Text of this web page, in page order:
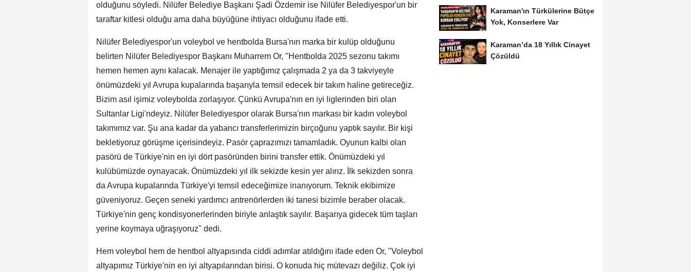
olduğunu söyledi. Nilüfer Belediye Başkanı Şadi Özdemir ise Nilüfer Belediyespor'un bir
taraftar kitlesi olduğu ama daha büyüğüne ihtiyacı olduğunu ifade etti.
Nilüfer Belediyespor'un voleybol ve hentbolda Bursa'nın marka bir kulüp olduğunu
belirten Nilüfer Belediyespor Başkanı Muharrem Or, "Hentbolda 2025 sezonu takımı
hemen hemen aynı kalacak. Menajer ile yaptığımız çalışmada 2 ya da 3 takviyeyle
önümüzdeki yıl Avrupa kupalarında başarıyla temsil edecek bir takım haline getireceğiz.
Bizim asıl işimiz voleybolda zorlaşıyor. Çünkü Avrupa'nın en iyi liglerinden biri olan
Sultanlar Ligi'ndeyiz. Nilüfer Belediyespor olarak Bursa'nın markası bir kadın voleybol
takımımız var. Şu ana kadar da yabancı transferlerimizin birçoğunu yaptık sayılır. Bir kişi
bekletiyoruz görüşme içerisindeyiz. Pasör çaprazımızı tamamladık. Oyunun kalbi olan
pasörü de Türkiye'nin en iyi dört pasöründen birini transfer ettik. Önümüzdeki yıl
kulübümüzde oynayacak. Önümüzdeki yıl ilk sekizde kesin yer alırız. İlk sekizden sonra
da Avrupa kupalarında Türkiye'yi temsil edeceğimize inanıyorum. Teknik ekibimize
güveniyoruz. Geçen seneki yardımcı antrenörlerden iki tanesi bizimle beraber olacak.
Türkiye'nin genç kondisyonerlerinden biriyle anlaştık sayılır. Başarıya gidecek tüm taşları
yerine koymaya uğraşıyoruz" dedi.
Hem voleybol hem de hentbol altyapısında ciddi adımlar atıldığını ifade eden Or, "Voleybol
altyapımız Türkiye'nin en iyi altyapılarından birisi. O konuda hiç mütevazı değiliz. Çok iyi
Karaman'ın Türkülerine Bütçe
Yok, Konserlere Var
Karaman’da 18 Yıllık Cinayet
Çözüldü